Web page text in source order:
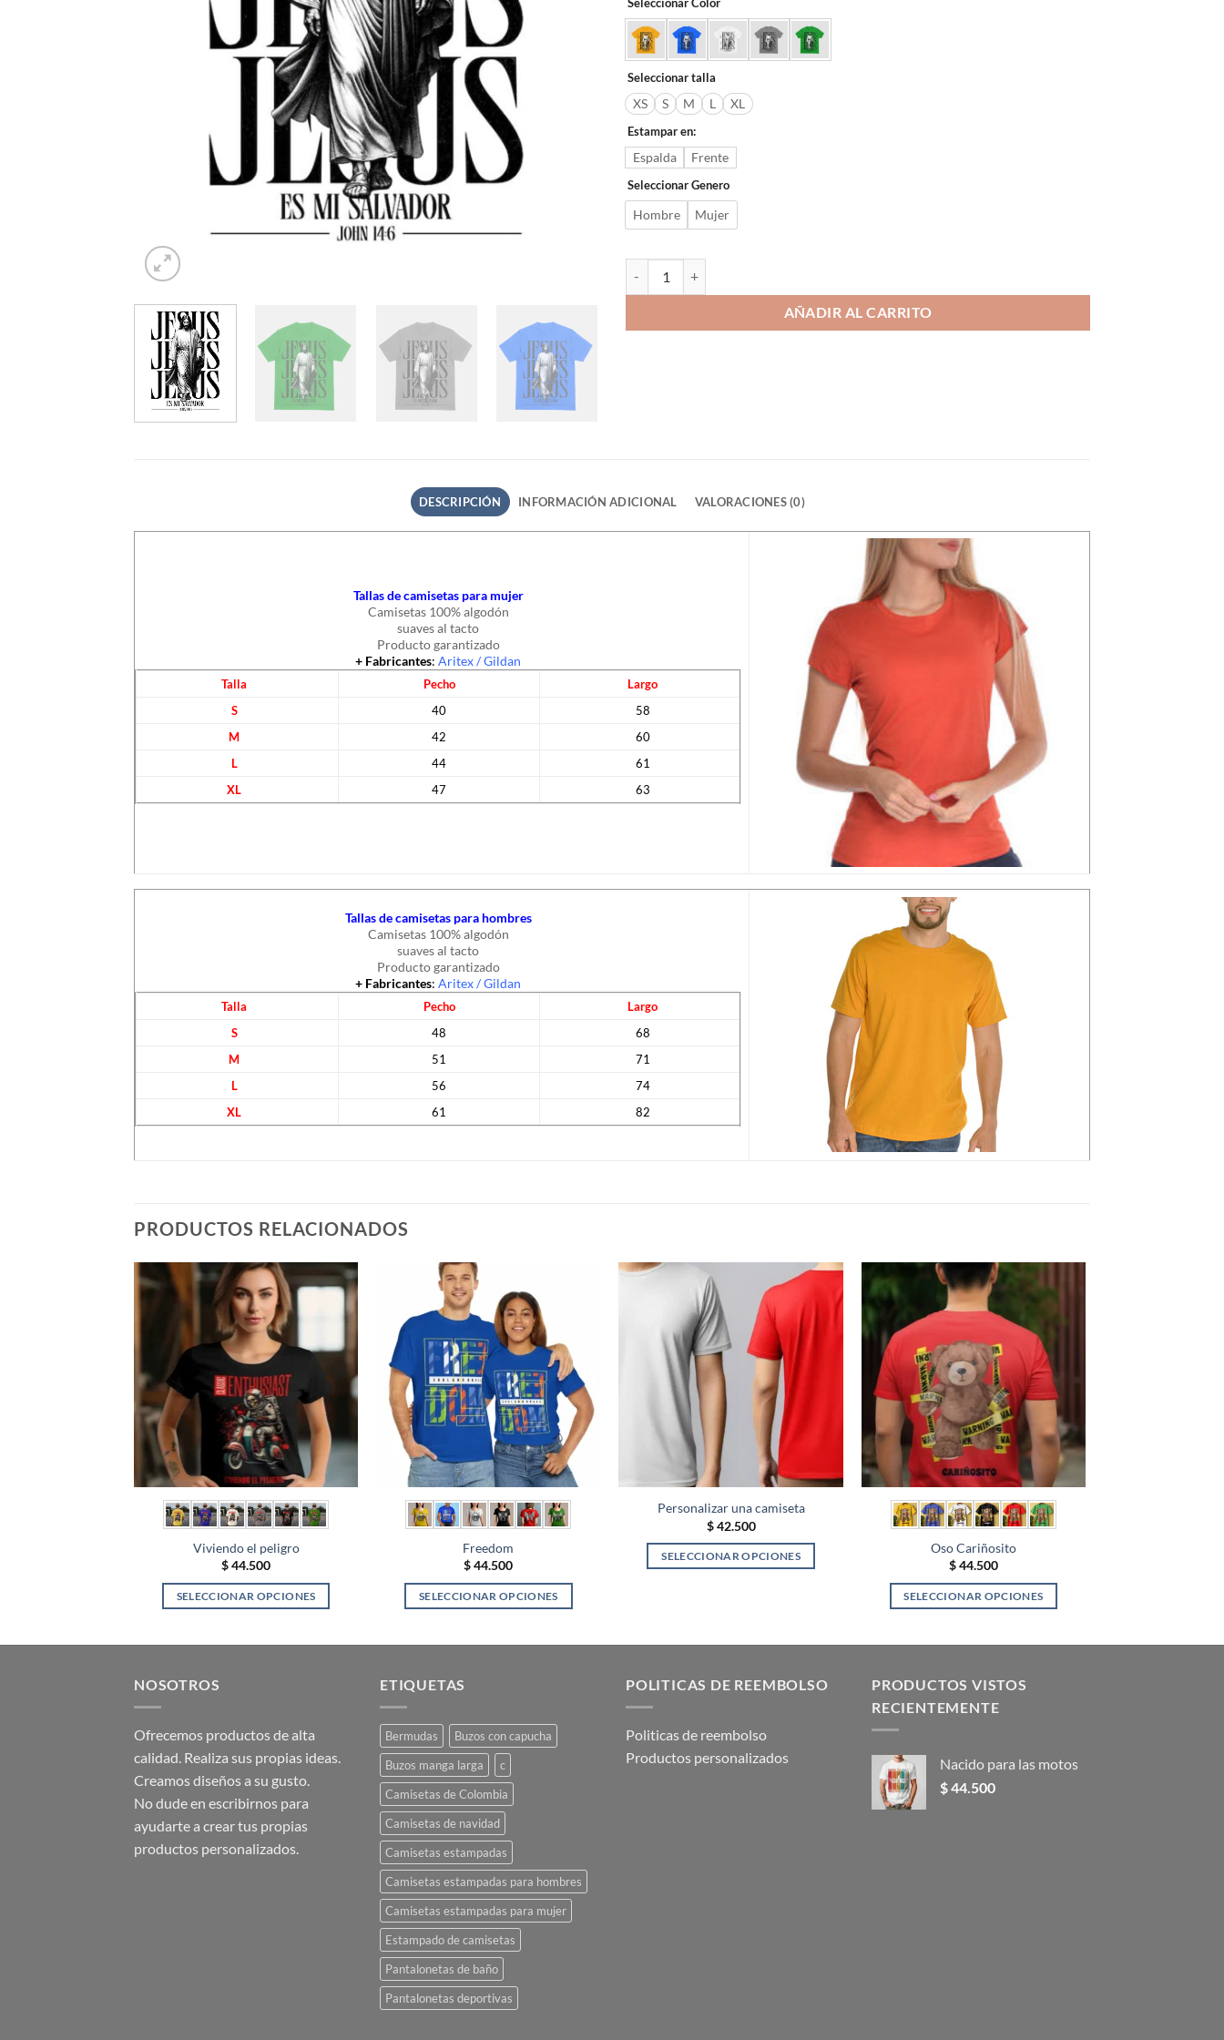
Seleccionar Color
Seleccionar talla
XS S M L XL
Estampar en:
Espalda Frente
Seleccionar Genero
Hombre Mujer
AÑADIR AL CARRITO
DESCRIPCIÓN INFORMACIÓN ADICIONAL VALORACIONES (0)
Tallas de camisetas para mujer
Camisetas 100% algodón
suaves al tacto
Producto garantizado
+ Fabricantes:Aritex/Gildan
Talla Pecho
Largo
S
40
58
M
42
60
L
44
61
XL
47 63
Tallas de camisetas para hombres
Camisetas 100% algodón
suaves al tacto
Producto garantizado
+ Fabricantes:Aritex/Gildan
Talla Pecho
Largo
S
48
68
M
51
71
L
56
74
XL
61 82
PRODUCTOS RELACIONADOS
Viviendo el peligro
$44.500
SELECCIONAR OPCIONES
opciones
se
pueden
elegir
en
la
Freedom
$44.500
SELECCIONAR OPCIONES
Las
opciones
pueden
elegir
en
la
página
de
producto
Personalizar una camiseta
$42.500
SELECCIONAR OPCIONES
múltiples
Las
elegir
Oso Cariñosito
$44.500
SELECCIONAR OPCIONES
múltiples
variantes.
se
pueden
NOSOTROS
Ofrecemos productos de alta
calidad. Realiza sus propias ideas.
Creamos diseños a su gusto.
No dude en escribirnos para
ayudarte a crear tus propias
productos personalizados.
ETIQUETAS
Bermudas
Buzos con capucha
Buzos manga larga
c
Camisetas de Colombia
Camisetas de navidad
Camisetas estampadas
Camisetas estampadas para hombres
Camisetas estampadas para mujer
Estampado de camisetas
Pantalonetas de baño
Pantalonetas deportivas
POLITICAS DE REEMBOLSO
Politicas de reembolso
Productos personalizados
PRODUCTOS VISTOS
RECIENTEMENTE
Nacido para las motos
$44.500